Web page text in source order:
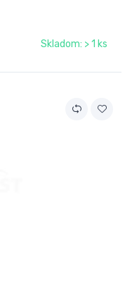
Skladom: > 1 ks